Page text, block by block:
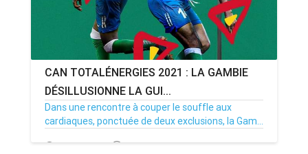
CAN TOTALÉNERGIES 2021 : LA GAMBIE
DÉSILLUSIONNE LA GUI...
Dans une rencontre à couper le souffle aux
cardiaques, ponctuée de deux exclusions, la Gam...
24/01/22 Par MenouActu 0